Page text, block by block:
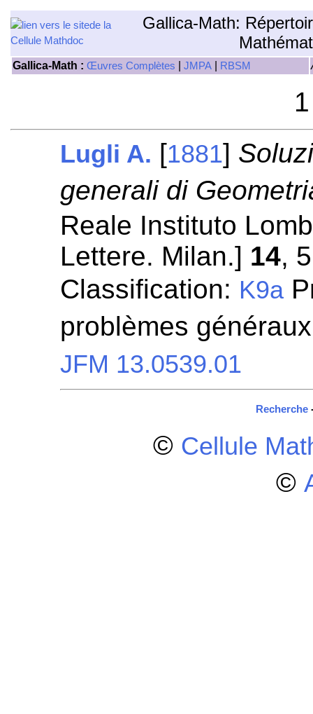
Gallica-Math:
Gallica-Math : Œuvres Complètes JMPA RBSM
Lugli A. [1881]
generali di
Reale Instituto
Lettere. Milan.] 14,
Classification: K9a
problèmes
JFM 13.0539.01
Recherche
© Cellule
©